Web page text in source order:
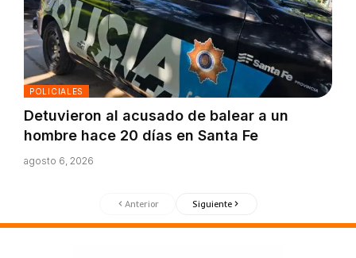
POLICIALES
Detuvieron al acusado de balear a un
hombre hace 20 días en Santa Fe
agosto 6, 2026
Anterior Siguiente